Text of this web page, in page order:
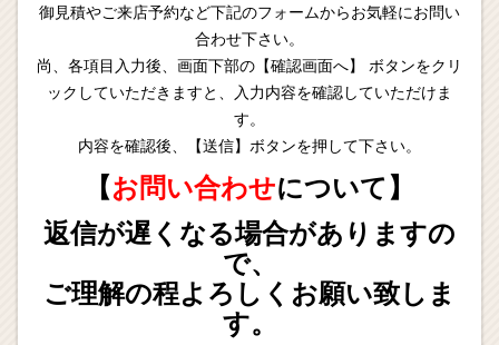
御見積やご来店予約など下記のフォームからお気軽にお問い
合わせ下さい。
尚、各項目入力後、画面下部の【確認画面へ】 ボタンをクリ
ックしていただきますと、入力内容を確認していただけま
す。
内容を確認後、【送信】ボタンを押して下さい。
【お問い合わせについて】
返信が遅くなる場合がありますの
で、
ご理解の程よろしくお願い致しま
す。